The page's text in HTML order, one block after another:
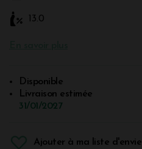
13.0
Disponible
Livraison estimée
31/01/2027
Ajouter à ma liste d'envie